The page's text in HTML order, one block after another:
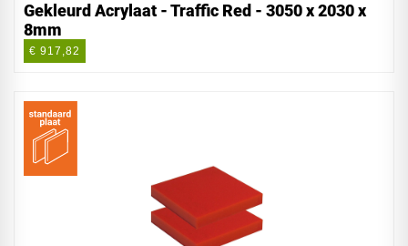
Gekleurd Acrylaat - Traffic Red - 3050 x 2030 x
8mm
€ 917,82